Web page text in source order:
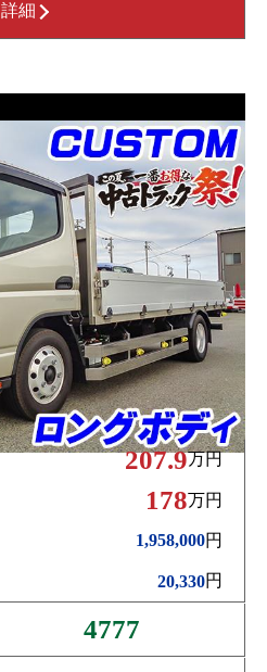
詳細
207.9万円
178万円
1,958,000円
20,330円
4777